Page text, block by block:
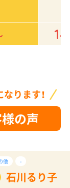
ります！
の声
他 -
石川るり子